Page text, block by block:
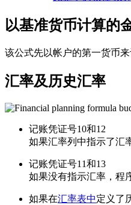
以基准货币计算的
该公式先以帐户的第一货币
汇率及历史汇率
记账凭证号10和12
如果汇率列中指示了汇
记账凭证号11和13
如果没有指示汇率，程
如果在汇率表中定义了